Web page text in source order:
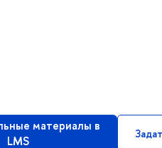
материалы в
LMS